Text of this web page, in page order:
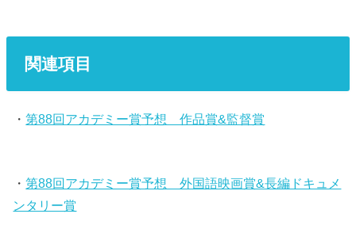
関連項目
・第88回アカデミー賞予想 作品賞&監督賞
・第88回アカデミー賞予想 外国語映画賞&長編ドキュメ
ンタリー賞